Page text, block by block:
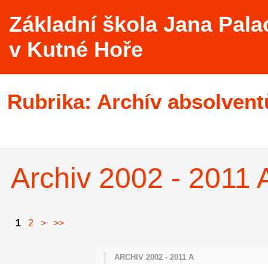
Základní škola Jana
v Kutné Hoře
Rubrika: Archív
Archiv 2002 - 2011
1 2 > >>
ARCHIV 2002 - 2011 A